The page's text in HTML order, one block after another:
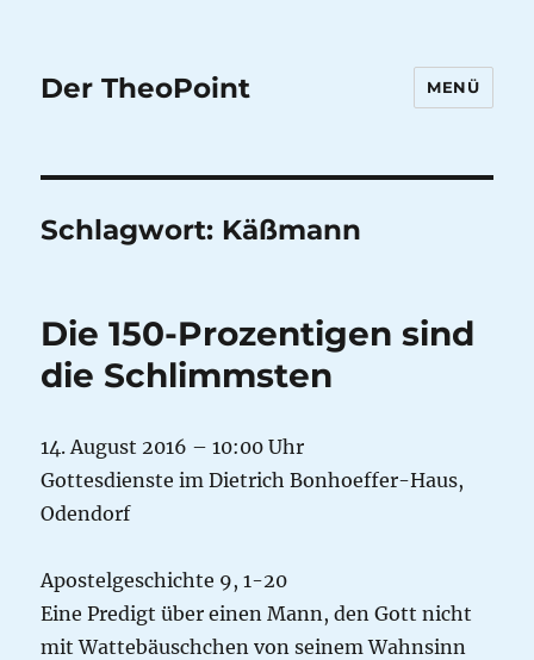
Der TheoPoint MENÜ
Schlagwort: Käßmann
Die 150-Prozentigen sind
die Schlimmsten
14. August 2016 – 10:00 Uhr
Gottesdienste im Dietrich Bonhoeffer-Haus,
Odendorf
Apostelgeschichte 9, 1-20
Eine Predigt über einen Mann, den Gott nicht
mit Wattebäuschchen von seinem Wahnsinn